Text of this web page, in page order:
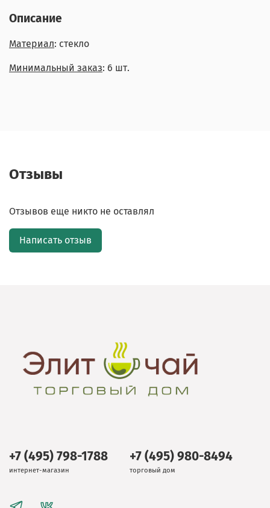
Описание
Материал: стекло
Минимальный заказ: 6 шт.
Отзывы
Отзывов еще никто не оставлял
Написать отзыв
+7 (495) 798-1788
интернет-магазин
+7 (495) 980-8494
торговый дом